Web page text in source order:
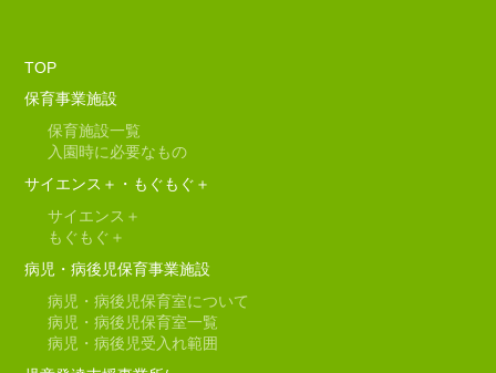
TOP
保育事業施設
保育施設一覧
入園時に必要なもの
サイエンス＋・もぐもぐ＋
サイエンス＋
もぐもぐ＋
病児・病後児保育事業施設
病児・病後児保育室について
病児・病後児保育室一覧
病児・病後児受入れ範囲